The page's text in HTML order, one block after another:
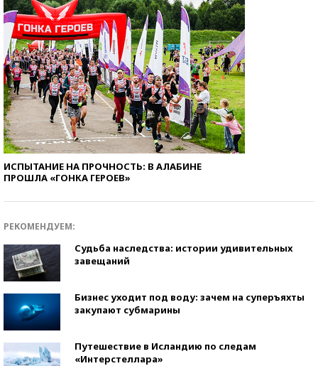
ИСПЫТАНИЕ НА ПРОЧНОСТЬ: В АЛАБИНЕ
ПРОШЛА «ГОНКА ГЕРОЕВ»
РЕКОМЕНДУЕМ:
Судьба наследства: истории удивительных
завещаний
Бизнес уходит под воду: зачем на суперъяхты
закупают субмарины
Путешествие в Исландию по следам
«Интерстеллара»